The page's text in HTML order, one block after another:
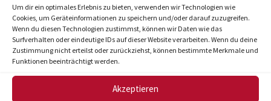
Um dir ein optimales Erlebnis zu bieten, verwenden wir Technologien wie
Cookies, um Geräteinformationen zu speichern und/oder darauf zuzugreifen.
Wenn du diesen Technologien zustimmst, können wir Daten wie das
Surfverhalten oder eindeutige IDs auf dieser Website verarbeiten. Wenn du deine
Zustimmung nicht erteilst oder zurückziehst, können bestimmte Merkmale und
Funktionen beeinträchtigt werden.
Akzeptieren
und es ihm technisch möglich und zumutbar wäre, die
Nutzung im Falle rechtswidriger Inhalte zu verhindern.
Für darüber hinausgehende Inhalte und insbesondere
für Schäden, die aus der Nutzung oder Nichtnutzung
solcherart dargebotener Informationen entstehen,
haftet allein der Anbieter dieser Seiten, nicht derjenige,